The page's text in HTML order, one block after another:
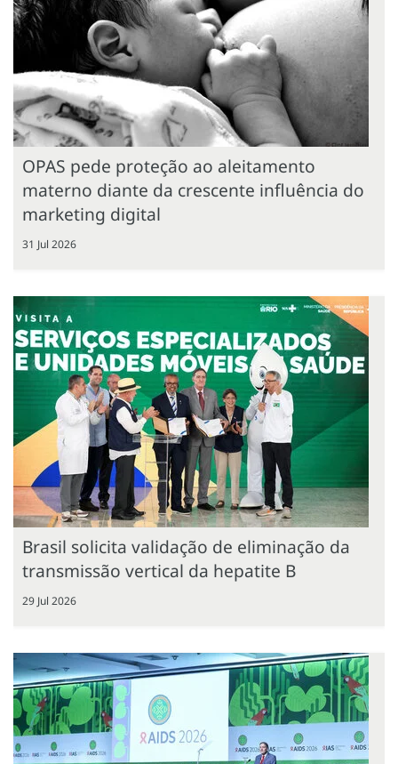
OPAS pede proteção ao aleitamento
materno diante da crescente influência do
marketing digital
31 Jul 2026
Brasil solicita validação de eliminação da
transmissão vertical da hepatite B
29 Jul 2026